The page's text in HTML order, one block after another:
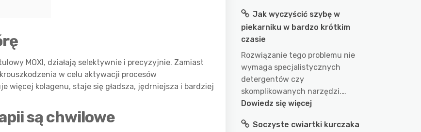
MOXI, działają selektywnie i precyzyjnie. Zamiast
w celu aktywacji procesów
więcej kolagenu, staje się gładsza, jędrniejsza i bardziej
są chwilowe
długo
gotować
wodę
w
garnku
aby
uzyskać
idealny
przepis
Jak wyczyścić szybę w
piekarniku w bardzo krótkim
czasie
Rozwiązanie tego problemu nie
wymaga specjalistycznych
detergentów czy
skomplikowanych narzędzi.…
Dowiedz się więcej:
wyczyścić
Soczyste cwiartki kurczaka